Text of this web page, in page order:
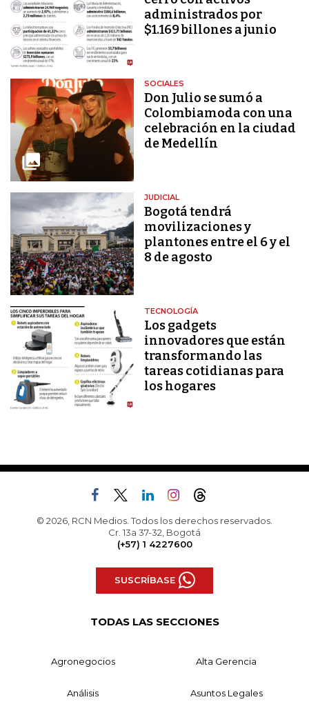
administrados por
$1.169 billones a junio
SOCIALES
Don Julio se sumó a
Colombiamoda con una
celebración en la ciudad
de Medellín
JUDICIAL
Bogotá tendrá
movilizaciones y
plantones entre el 6 y el
8 de agosto
TECNOLOGÍA
Los gadgets
innovadores que están
transformando las
tareas cotidianas para
los hogares
© 2026, RCN Medios. Todos los derechos reservados.
Cr. 13a 37-32, Bogotá
(+57) 1 4227600
SUSCRÍBASE
TODAS LAS SECCIONES
Agronegocios Alta Gerencia
Análisis Asuntos Legales